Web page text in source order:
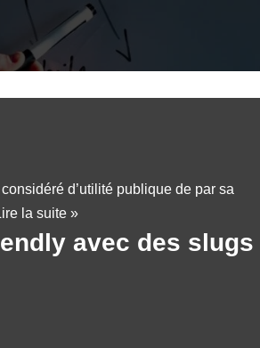
d’utilité publique de par sa
la suite »
avec des slugs